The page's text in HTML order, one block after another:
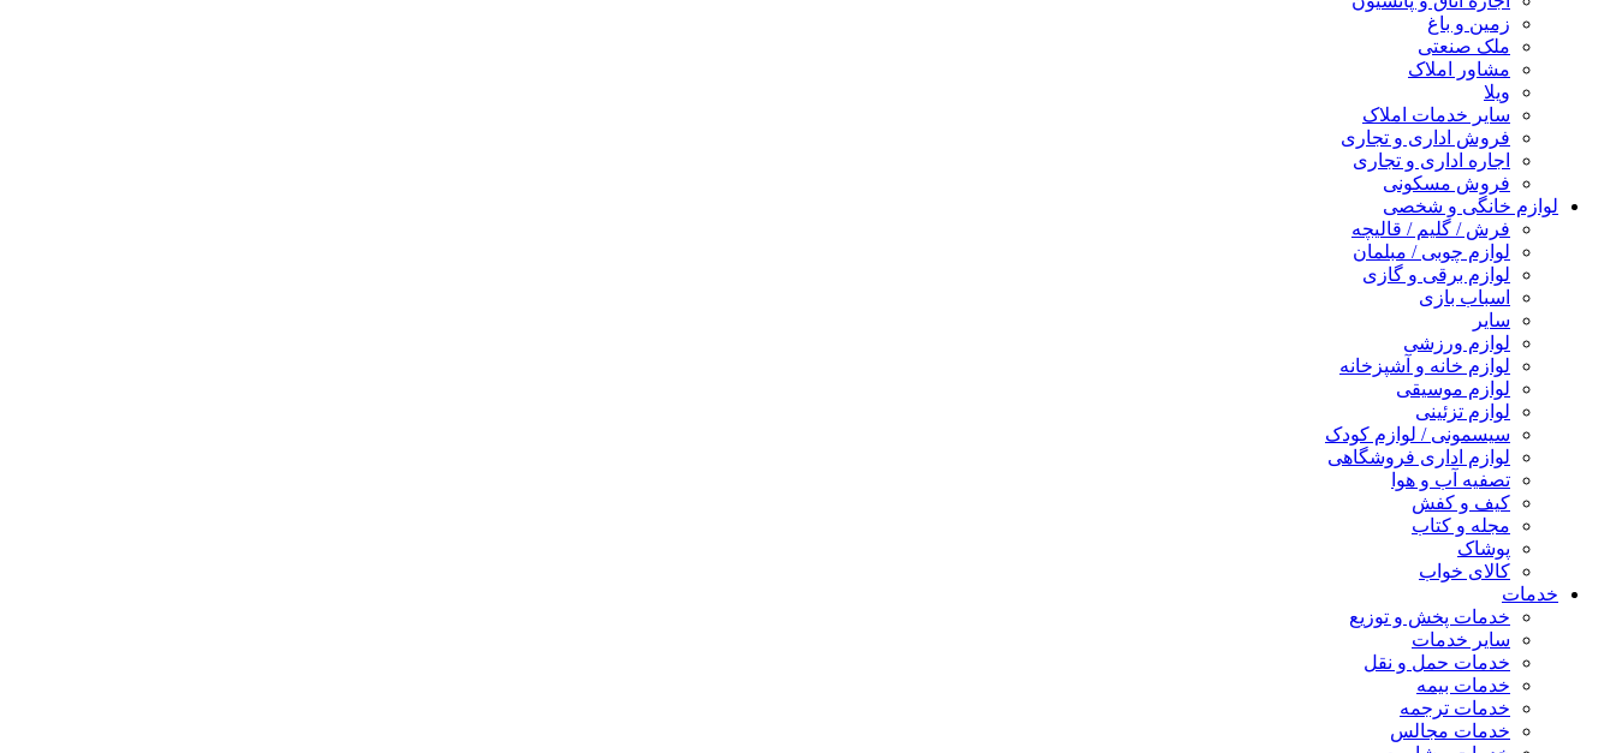
زمین و باغ
ملک صنعتی
مشاور املاک
ویلا
سایر خدمات املاک
فروش اداری و تجاری
اجاره اداری و تجاری
فروش مسکونی
لوازم خانگی و شخصی
فرش / گلیم / قالیچه
لوازم چوبی / مبلمان
لوازم برقی و گازی
اسباب بازی
سایر
لوازم ورزشی
لوازم خانه و آشپزخانه
لوازم موسیقی
لوازم تزئینی
سیسمونی / لوازم کودک
لوازم اداری فروشگاهی
تصفیه آب و هوا
کیف و کفش
مجله و کتاب
پوشاک
کالای خواب
خدمات
خدمات پخش و توزیع
سایر خدمات
خدمات حمل و نقل
خدمات بیمه
خدمات ترجمه
خدمات مجالس